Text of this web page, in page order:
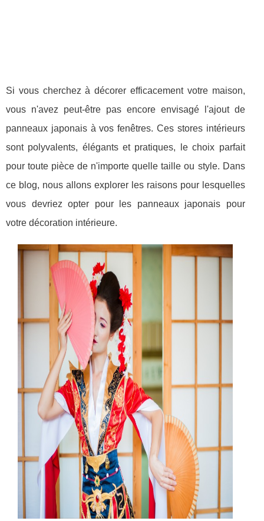
Si vous cherchez à décorer efficacement votre maison,
vous n'avez peut-être pas encore envisagé l'ajout de
panneaux japonais à vos fenêtres. Ces stores intérieurs
sont polyvalents, élégants et pratiques, le choix parfait
pour toute pièce de n'importe quelle taille ou style. Dans
ce blog, nous allons explorer les raisons pour lesquelles
vous devriez opter pour les panneaux japonais pour
votre décoration intérieure.